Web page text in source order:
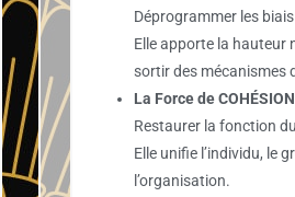
Déprogrammer les
Elle apporte la hauteur
sortir des mécanismes
La Force de
Restaurer la fonction
Elle unifie l’individu, le
l’organisation.